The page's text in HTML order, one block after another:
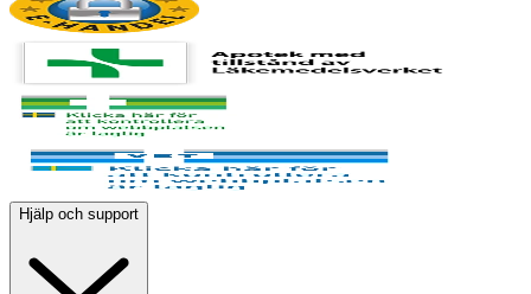
Hjälp och support